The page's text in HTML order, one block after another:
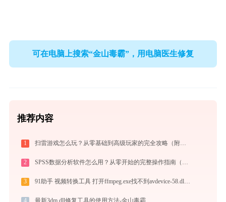
可在电脑上搜索“金山毒霸”，用电脑医生修复
推荐内容
1 扫雷游戏怎么玩？从零基础到高级玩家的完全攻略（附必胜技巧）
2 SPSS数据分析软件怎么用？从零开始的完整操作指南（附实战案例）
3 91助手 视频转换工具 打开ffmpeg.exe找不到avdevice-58.dll怎么办
4 最新3dm dll修复工具的使用方法-金山毒霸